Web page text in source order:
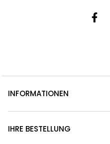
INFORMATIONEN
IHRE BESTELLUNG